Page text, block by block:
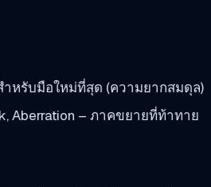
ำหรับมือใหม่ที่สุด (ความยากสมดุล)
Aberration – ภาคขยายที่ท้าทาย